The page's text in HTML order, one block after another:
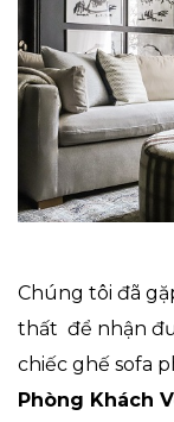
Chúng tôi đã
thất để nhận
chiếc ghế sofa
Phòng Khách